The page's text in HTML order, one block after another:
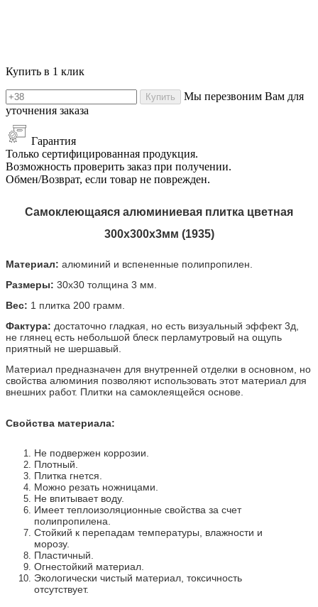
Купить в 1 клик
Купить
Мы перезвоним Вам для
уточнения заказа
Гарантия
Только сертифицированная продукция.
Возможность проверить заказ при получении.
Обмен/Возврат, если товар не поврежден.
Самоклеющаяся алюминиевая плитка цветная
300х300х3мм (1935)
Материал: алюминий и вспененные полипропилен.
Размеры: 30х30 толщина 3 мм.
Вес: 1 плитка 200 грамм.
Фактура: достаточно гладкая, но есть визуальный эффект 3д,
не глянец есть небольшой блеск перламутровый на ощупь
приятный не шершавый.
Материал предназначен для внутренней отделки в основном, но
свойства алюминия позволяют использовать этот материал для
внешних работ. Плитки на самоклеящейся основе.
Свойства материала:
Не подвержен коррозии.
Плотный.
Плитка гнется.
Можно резать ножницами.
Не впитывает воду.
Имеет теплоизоляционные свойства за счет
полипропилена.
Стойкий к перепадам температуры, влажности и
морозу.
Пластичный.
Огнестойкий материал.
Экологически чистый материал, токсичность
отсутствует.